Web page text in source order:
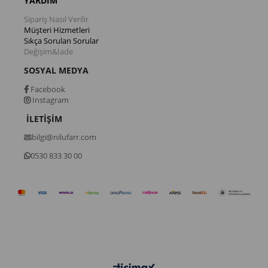
Sipariş Nasıl Verilir
Müşteri Hizmetleri
Sıkça Sorulan Sorular
Değişim&İade
SOSYAL MEDYA
Facebook
Instagram
İLETİŞİM
bilgi@nilufarr.com
0530 833 30 00